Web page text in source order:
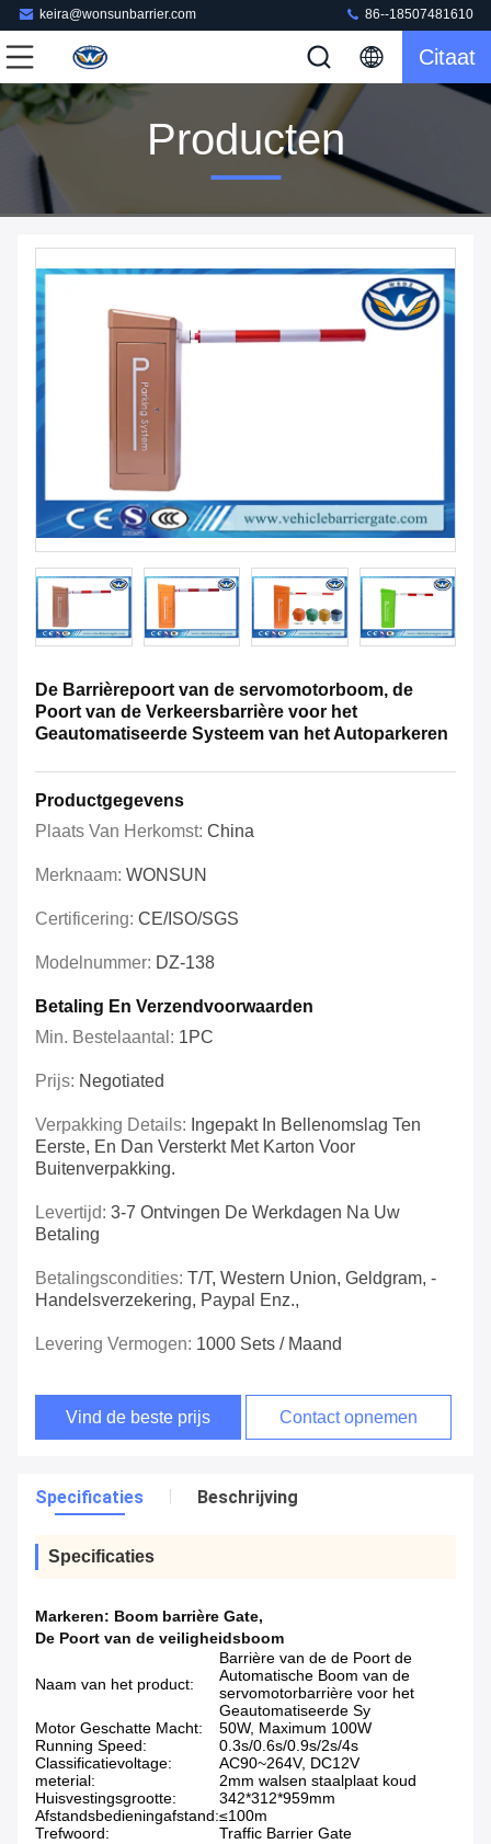
keira@wonsunbarrier.com 86--18507481610
Citaat
Producten
De Barrièrepoort van de servomotorboom, de
Poort van de Verkeersbarrière voor het
Geautomatiseerde Systeem van het Autoparkeren
Productgegevens
Plaats Van Herkomst: China
Merknaam: WONSUN
Certificering: CE/ISO/SGS
Modelnummer: DZ-138
Betaling En Verzendvoorwaarden
Min. Bestelaantal: 1PC
Prijs: Negotiated
Verpakking Details: Ingepakt In Bellenomslag Ten
Eerste, En Dan Versterkt Met Karton Voor
Buitenverpakking.
Levertijd: 3-7 Ontvingen De Werkdagen Na Uw
Betaling
Betalingscondities: T/T, Western Union, Geldgram, -
Handelsverzekering, Paypal Enz.,
Levering Vermogen: 1000 Sets / Maand
Vind de beste prijs Contact opnemen
Specificaties Beschrijving
Specificaties
Markeren: Boom barrière Gate,
De Poort van de veiligheidsboom
Naam van het product:
Barrière van de de Poort de
Automatische Boom van de
servomotorbarrière voor het
Geautomatiseerde Sy
Motor Geschatte Macht:
50W, Maximum 100W
Running Speed:
0.3s/0.6s/0.9s/2s/4s
Classificatievoltage:
AC90~264V, DC12V
meterial:
2mm walsen staalplaat koud
Huisvestingsgrootte:
342*312*959mm
Afstandsbedieningafstand:≤100m
Trefwoord:
Traffic Barrier Gate